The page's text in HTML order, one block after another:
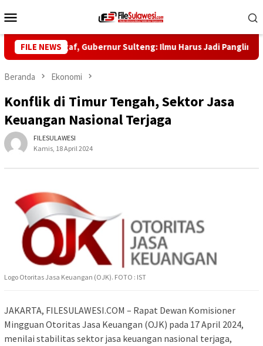
ke
Mobile
FILE NEWS
Saggaf, Gubernur Sulteng: Ilmu Harus Jadi Panglima
Beranda Ekonomi
Konflik di Timur Tengah, Sektor Jasa
Keuangan Nasional Terjaga
FILESULAWESI
Kamis, 18 April 2024
Logo Otoritas Jasa Keuangan (OJK). FOTO : IST
JAKARTA, FILESULAWESI.COM – Rapat Dewan Komisioner
Mingguan Otoritas Jasa Keuangan (OJK) pada 17 April 2024,
menilai stabilitas sektor jasa keuangan nasional terjaga,